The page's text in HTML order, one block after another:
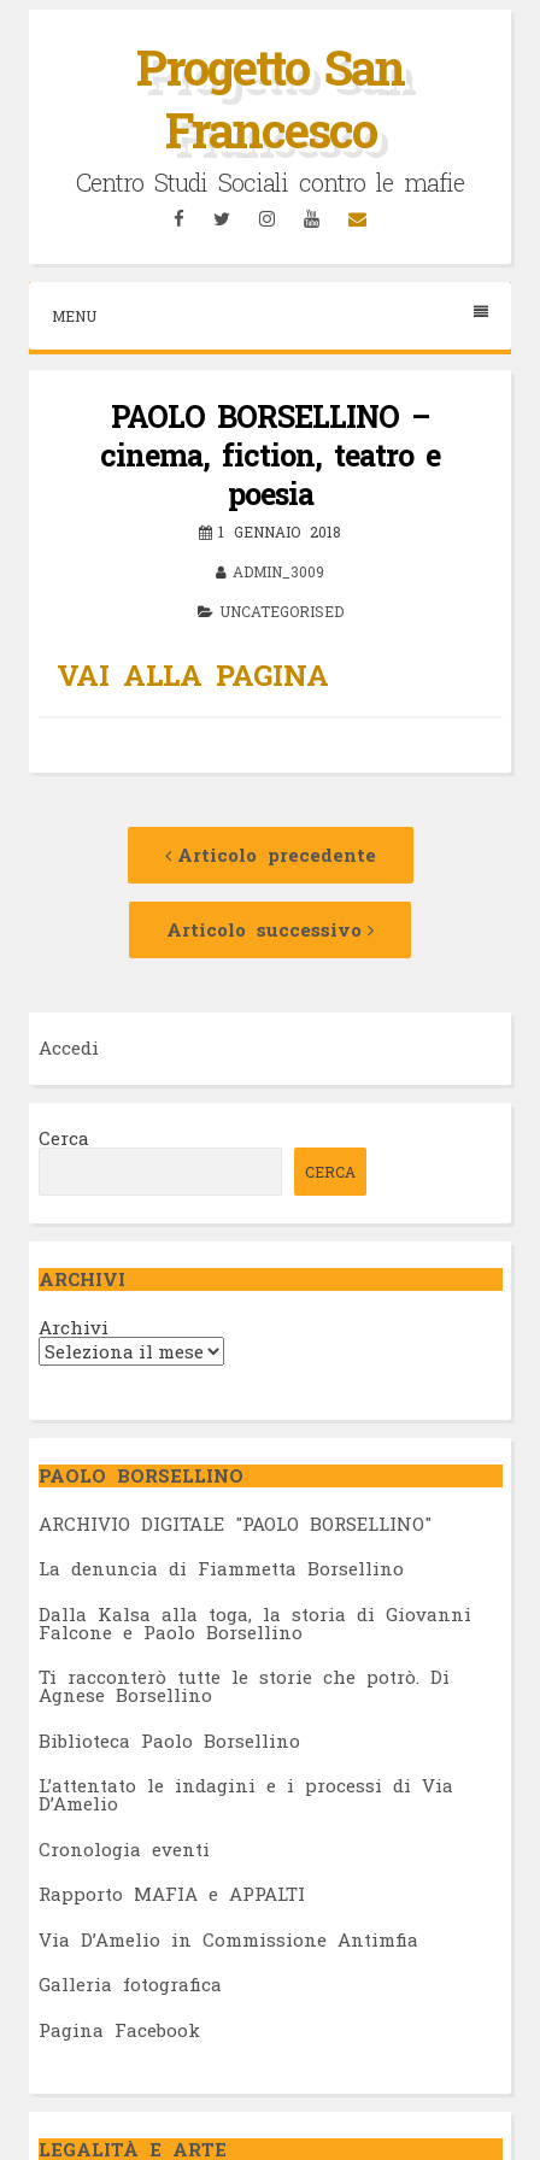
Progetto San
Francesco
Centro Studi Sociali contro le mafie
FacebookTwitterInstagramYouTubeEmail
MENU
PAOLO BORSELLINO –
cinema, fiction, teatro e
poesia
1 GENNAIO 2018
ADMIN_3009
UNCATEGORISED
VAI ALLA PAGINA
Navigazione
Articolo precedente
Articolo
Articolo successivo
Articolo
Accedi
Cerca
CERCA
ARCHIVI
Archivi
PAOLO BORSELLINO
ARCHIVIO DIGITALE "PAOLO BORSELLINO"
La denuncia di Fiammetta Borsellino
Dalla Kalsa alla toga, la storia di Giovanni
Falcone e Paolo Borsellino
Ti racconterò tutte le storie che potrò. Di
Agnese Borsellino
Biblioteca Paolo Borsellino
L’attentato le indagini e i processi di Via
D’Amelio
Cronologia eventi
Rapporto MAFIA e APPALTI
Via D’Amelio in Commissione Antimfia
Galleria fotografica
Pagina Facebook
LEGALITÀ E ARTE